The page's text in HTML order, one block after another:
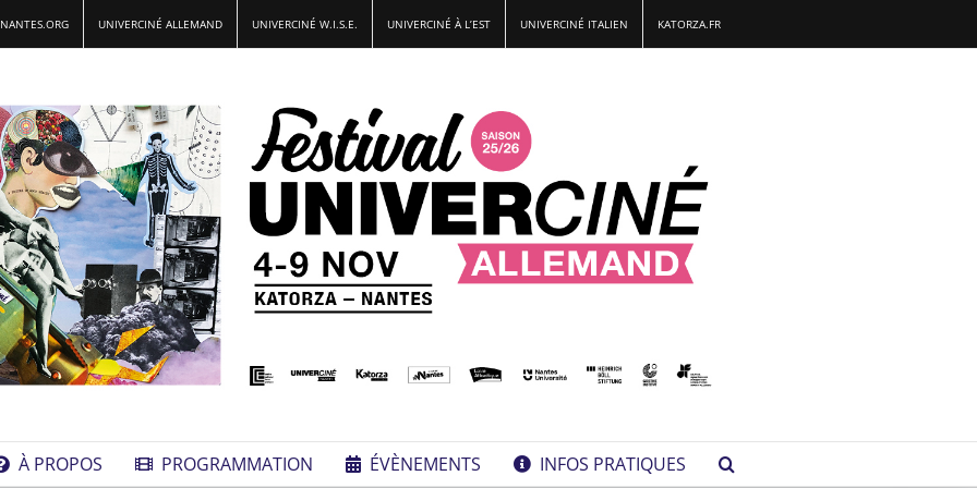
UNIVERCINÉ ALLEMAND UNIVERCINÉ W.I.S.E. UNIVERCINÉ À L’EST UNIVERCINÉ ITALIEN KATORZA.FR
À PROPOS PROGRAMMATION ÉVÈNEMENTS INFOS PRATIQUES